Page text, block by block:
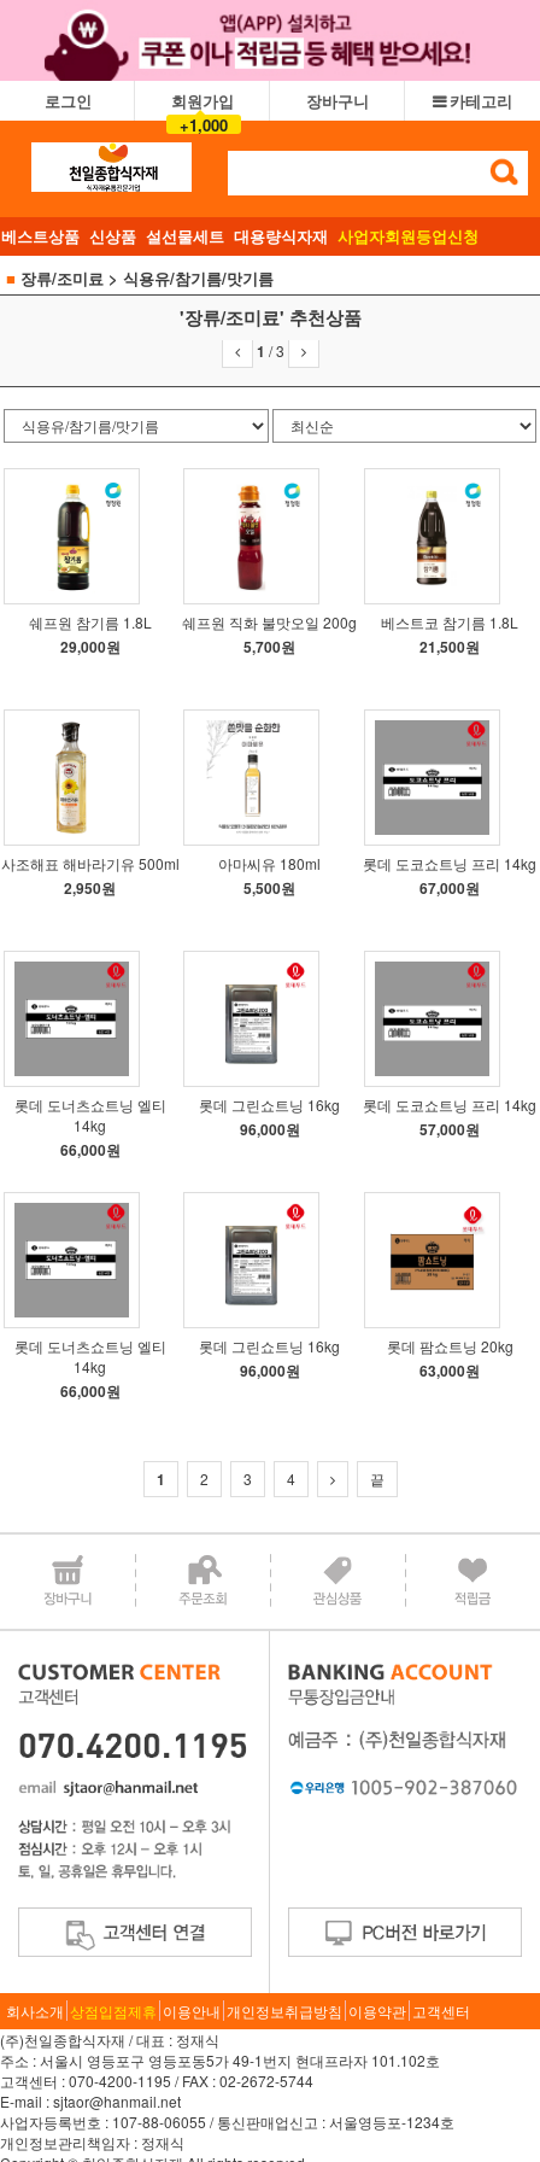
로그인
회원가입
+1,000
장바구니 카테고리
베스트상품 신상품 설선물세트 대용량식자재 사업자회원등업신청
■ 장류/조미료 > 식용유/참기름/맛기름
'장류/조미료' 추천상품
1 /3
쉐프원 참기름 1.8L
29,000원
쉐프원 직화 불맛오일 200g
5,700원
베스트코 참기름 1.8L
21,500원
사조해표 해바라기유 500ml
2,950원
아마씨유 180ml
5,500원
롯데 도코쇼트닝 프리 14kg
67,000원
롯데 도너츠쇼트닝 엘티
14kg
66,000원
롯데 그린쇼트닝 16kg
96,000원
롯데 도코쇼트닝 프리 14kg
57,000원
롯데 도너츠쇼트닝 엘티
14kg
66,000원
롯데 그린쇼트닝 16kg
96,000원
롯데 팜쇼트닝 20kg
63,000원
1 2 3 4 끝
회사소개 상점입점제휴 이용안내 개인정보취급방침 이용약관 고객센터
(주)천일종합식자재 / 대표 : 정재식
주소 : 서울시 영등포구 영등포동5가 49-1번지 현대프라자 101.102호
고객센터 : 070-4200-1195 / FAX : 02-2672-5744
E-mail : sjtaor@hanmail.net
사업자등록번호 : 107-88-06055 / 통신판매업신고 : 서울영등포-1234호
개인정보관리책임자 : 정재식